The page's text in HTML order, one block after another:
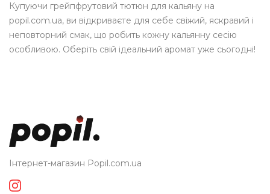
Купуючи грейпфрутовий тютюн для кальяну на
popil.com.ua, ви відкриваєте для себе свіжий, яскравий і
неповторний смак, що робить кожну кальянну сесію
особливою. Оберіть свій ідеальний аромат уже сьогодні!
Інтернет-магазин Popil.com.ua